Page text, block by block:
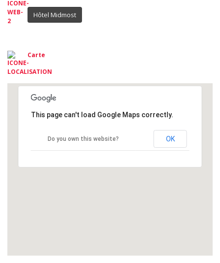
Hôtel Midmost
Carte
This page can't load Google Maps correctly.
Do you own this website? OK